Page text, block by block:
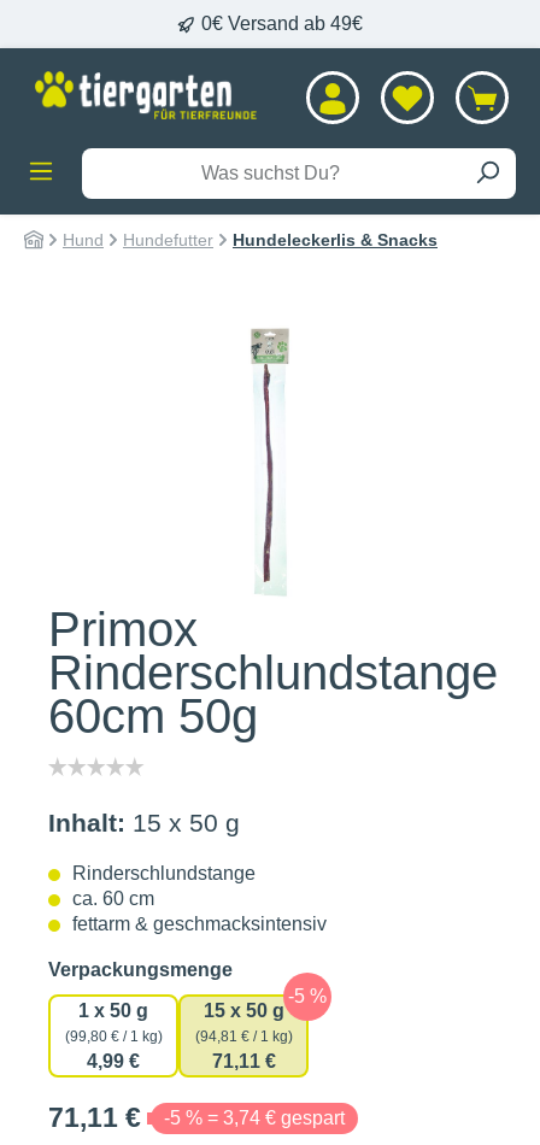
0€ Versand ab 49€
Hund Hundefutter Hundeleckerlis & Snacks
Bildergalerie überspringen
Primox
Rinderschlundstange
60cm 50g
Inhalt: 15 x 50 g
Rinderschlundstange
ca. 60 cm
fettarm & geschmacksintensiv
Verpackungsmengeauswählen
1 x 50 g
(99,80 € / 1 kg)
4,99 €
15 x 50 g
(94,81 € / 1 kg)
71,11 €
71,11 € -5 % = 3,74 € gespart